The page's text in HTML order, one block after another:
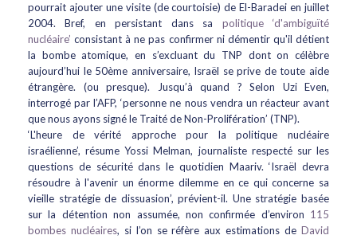
pourrait ajouter une visite (de courtoisie) de El-Baradei en juillet
2004. Bref, en persistant dans sa politique ‘d'ambiguïté
nucléaire’ consistant à ne pas confirmer ni démentir qu'il détient
la bombe atomique, en s’excluant du TNP dont on célèbre
aujourd’hui le 50ème anniversaire, Israël se prive de toute aide
étrangère. (ou presque). Jusqu’à quand ? Selon Uzi Even,
interrogé par l’AFP, ‘personne ne nous vendra un réacteur avant
que nous ayons signé le Traité de Non-Prolifération’ (TNP).
‘L'heure de vérité approche pour la politique nucléaire
israélienne’, résume Yossi Melman, journaliste respecté sur les
questions de sécurité dans le quotidien Maariv. ‘Israël devra
résoudre à l'avenir un énorme dilemme en ce qui concerne sa
vieille stratégie de dissuasion’, prévient-il. Une stratégie basée
sur la détention non assumée, non confirmée d’environ 115
bombes nucléaires, si l’on se réfère aux estimations deDavid